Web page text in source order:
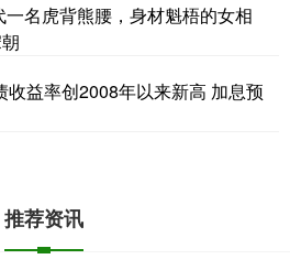
名虎背熊腰，身材魁梧的女相
益率创2008年以来新高 加息预
推荐资讯